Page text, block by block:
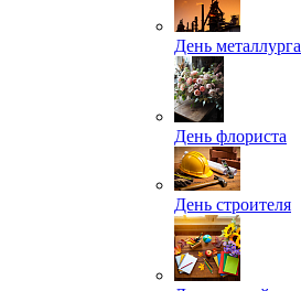
День металлурга
День флориста
День строителя